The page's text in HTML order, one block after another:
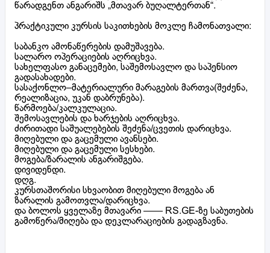
წარადგენთ ანგარიშს „მთავარ ბუღალტერთან“.
პრაქტიკული კურსის საკითხების მოკლე ჩამონათვალი:
საბანკო ამონაწერების დამუშავება.
სალარო ოპერაციების აღრიცხვა.
სახელფასო განაცემები, საშემოსავლო და საპენსიო
გადასახადები.
სასაქონლო–მატერიალური მარაგების მართვა(შეძენა,
რეალიზაცია, უკან დაბრუნება).
წარმოება/კალკულაცია.
შემოსავლების და ხარჯების აღრიცხვა.
ძირითადი საშუალებების შეძენა/ცვეთის დარიცხვა.
მიღებული და გაცემული ავანსები.
მიღებული და გაცემული სესხები.
მოგება/ზარალის ანგარიშგება.
დივიდენდი.
დღგ.
კურსთაშორისი სხვაობით მიღებული მოგება ან
ზარალის გამოთვლა/დარიცხვა.
და ბოლოს ყველაზე მთავარი —— RS.GE-ზე საბუთების
გამოწერა/მიღება და დეკლარაციების გადაგზავნა.